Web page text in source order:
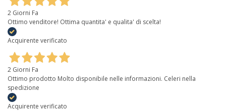
2 Giorni Fa
Ottimo venditore! Ottima quantita' e qualita' di scelta!
Acquirente verificato
2 Giorni Fa
Ottimo prodotto Molto disponibile nelle informazioni. Celeri nella
spedizione
Acquirente verificato